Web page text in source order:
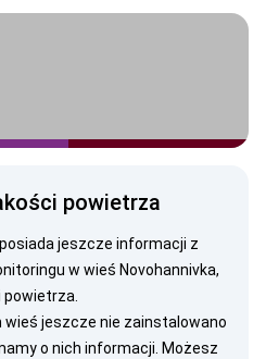
powietrza
jeszcze informacji z
w wieś Novohannivka,
wieś jeszcze nie zainstalowano
o nich informacji. Możesz